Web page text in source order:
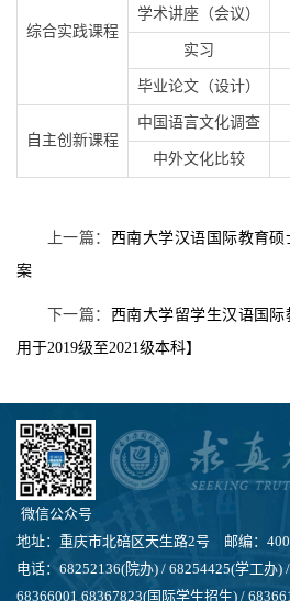
综合实践课程
学术讲座（会议）
实习
毕业论文（设计）
自主创新课程
中国语言文化调查
中外文化比较
上一篇： 西南大学汉语国际教育
案
下一篇： 西南大学留学生汉语国
用于2019级至2021级本科】
微信公众号
地址：重庆市北碚区天生路2号 邮编：
电话：68252136(院办) / 68254425(学工办)
68366001 68367823(国际学生招生) /